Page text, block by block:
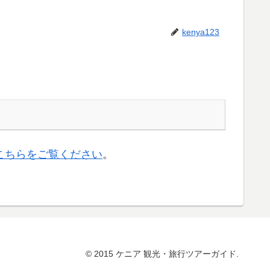
kenya123
ちらをご覧ください。
© 2015 ケニア 観光・旅行ツアーガイド.